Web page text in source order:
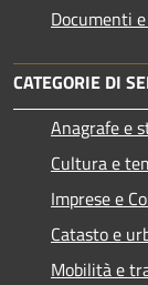
Documenti
CATEGORIE DI
Anagrafe e
Cultura e
Imprese e
Catasto e
Mobilità e